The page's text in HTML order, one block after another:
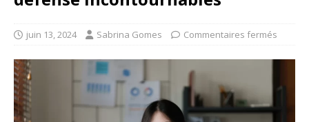
juin 13, 2024 Sabrina Gomes Commentaires fermés